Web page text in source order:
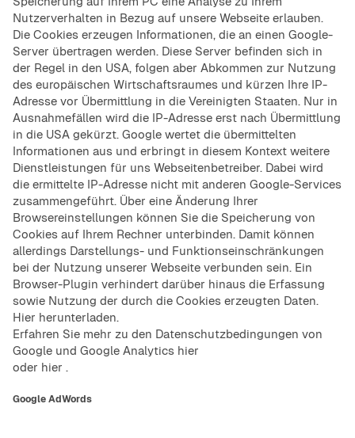
Nutzerverhalten in Bezug auf unsere Webseite erlauben.
Die Cookies erzeugen Informationen, die an einen Google-
Server übertragen werden. Diese Server befinden sich in
der Regel in den USA, folgen aber Abkommen zur Nutzung
des europäischen Wirtschaftsraumes und kürzen Ihre IP-
Adresse vor Übermittlung in die Vereinigten Staaten. Nur in
Ausnahmefällen wird die IP-Adresse erst nach Übermittlung
in die USA gekürzt. Google wertet die übermittelten
Informationen aus und erbringt in diesem Kontext weitere
Dienstleistungen für uns Webseitenbetreiber. Dabei wird
die ermittelte IP-Adresse nicht mit anderen Google-Services
zusammengeführt. Über eine Änderung Ihrer
Browsereinstellungen können Sie die Speicherung von
Cookies auf Ihrem Rechner unterbinden. Damit können
allerdings Darstellungs- und Funktionseinschränkungen
bei der Nutzung unserer Webseite verbunden sein. Ein
Browser-Plugin verhindert darüber hinaus die Erfassung
sowie Nutzung der durch die Cookies erzeugten Daten.
Hier herunterladen.
Erfahren Sie mehr zu den Datenschutzbedingungen von
Google und Google Analytics hier
oder hier .
Google AdWords